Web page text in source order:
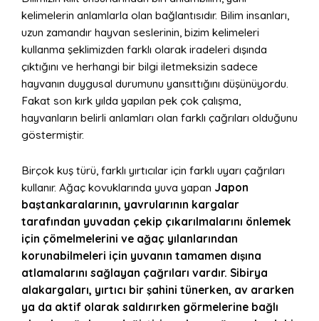
kelimelerin anlamlarla olan bağlantısıdır. Bilim insanları,
uzun zamandır hayvan seslerinin, bizim kelimeleri
kullanma şeklimizden farklı olarak iradeleri dışında
çıktığını ve herhangi bir bilgi iletmeksizin sadece
hayvanın duygusal durumunu yansıttığını düşünüyordu.
Fakat son kırk yılda yapılan pek çok çalışma,
hayvanların belirli anlamları olan farklı çağrıları olduğunu
göstermiştir.
Birçok kuş türü, farklı yırtıcılar için farklı uyarı çağrıları
kullanır. Ağaç kovuklarında yuva yapan Japon
baştankaralarının, yavrularının kargalar
tarafından yuvadan çekip çıkarılmalarını önlemek
için çömelmelerini ve ağaç yılanlarından
korunabilmeleri için yuvanın tamamen dışına
atlamalarını sağlayan çağrıları vardır. Sibirya
alakargaları, yırtıcı bir şahini tünerken, av ararken
ya da aktif olarak saldırırken görmelerine bağlı